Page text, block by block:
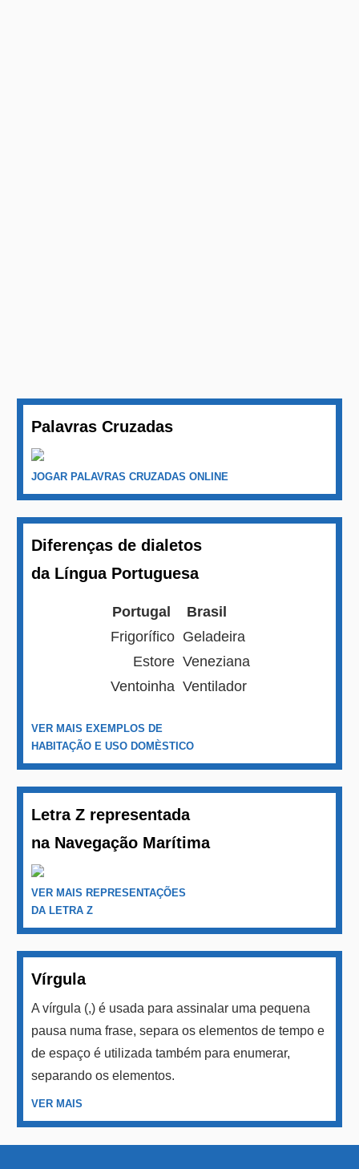
Palavras Cruzadas
JOGAR PALAVRAS CRUZADAS ONLINE
Diferenças de dialetos
da Língua Portuguesa
Portugal
Brasil
Frigorífico Geladeira
Estore Veneziana
Ventoinha Ventilador
VER MAIS EXEMPLOS DE
HABITAÇÃO E USO DOMÈSTICO
Letra Z representada
na Navegação Marítima
VER MAIS REPRESENTAÇÕES
DA LETRA Z
Vírgula
A vírgula (,) é usada para assinalar uma pequena
pausa numa frase, separa os elementos de tempo e
de espaço é utilizada também para enumerar,
separando os elementos.
VER MAIS